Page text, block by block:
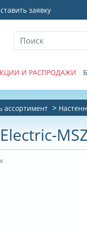
заявку
И РАСПРОДАЖИ
ассортимент